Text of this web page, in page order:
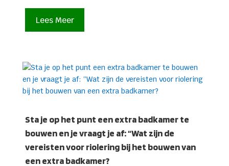
Lees Meer
Sta je op het punt een extra badkamer te
bouwen en je vraagt je af: “Wat zijn de
vereisten voor riolering bij het bouwen van
een extra badkamer?